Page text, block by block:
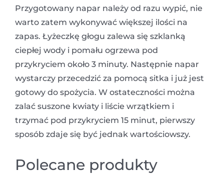
Przygotowany napar należy od razu wypić, nie
warto zatem wykonywać większej ilości na
zapas. Łyżeczkę głogu zalewa się szklanką
ciepłej wody i pomału ogrzewa pod
przykryciem około 3 minuty. Następnie napar
wystarczy przecedzić za pomocą sitka i już jest
gotowy do spożycia. W ostateczności można
zalać suszone kwiaty i liście wrzątkiem i
trzymać pod przykryciem 15 minut, pierwszy
sposób zdaje się być jednak wartościowszy.
Polecane produkty